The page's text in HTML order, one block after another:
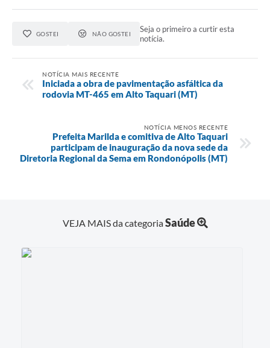
GOSTEI NÃO GOSTEI
Seja o primeiro a curtir esta
notícia.
NOTÍCIA MAIS RECENTE
Iniciada a obra de pavimentação asfáltica da
rodovia MT-465 em Alto Taquari (MT)
NOTÍCIA MENOS RECENTE
Prefeita Marilda e comitiva de Alto Taquari
participam de inauguração da nova sede da
Diretoria Regional da Sema em Rondonópolis (MT)
VEJA MAIS da categoriaSaúde